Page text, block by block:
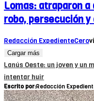
Lomas: atraparon
robo, persecución y
Redacción ExpedienteCero
Cargar más
Lanús Oeste: un joven y un
intentar huir
Escrito por:Redacción